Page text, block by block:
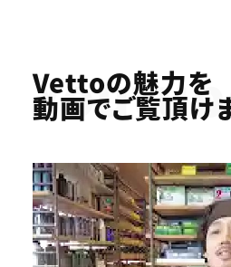
Vettoの魅力を
動画でご覧頂け